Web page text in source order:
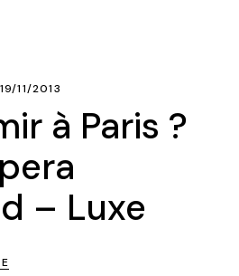
19/11/2013
à Paris ?
– Luxe